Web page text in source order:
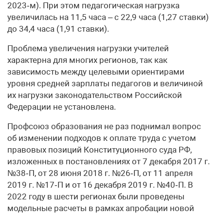
2023‑м). При этом педагогическая нагрузка
увеличилась на 11,5 часа – с 22,9 часа (1,27 ставки)
до 34,4 часа (1,91 ставки).
Проблема увеличения нагрузки учителей
характерна для многих регионов, так как
зависимость между целевыми ориентирами
уровня средней зарплаты педагогов и величиной
их нагрузки законодательством Российской
Федерации не установлена.
Профсоюз образования не раз поднимал вопрос
об изменении подходов к оплате труда с учетом
правовых позиций Конституционного суда РФ,
изложенных в постановлениях от 7 декабря 2017 г.
№38‑П, от 28 июня 2018 г. №26‑П, от 11 апреля
2019 г. №17‑П и от 16 декабря 2019 г. №40‑П. В
2022 году в шести регионах были проведены
модельные расчеты в рамках апробации новой